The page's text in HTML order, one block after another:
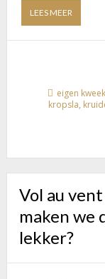
LEES MEERABOUT
ANDERE
ZO!
eigen kweek
kropsla,
Vol au
maken we
lekker?